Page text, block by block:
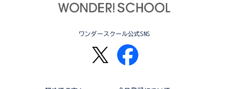
ワンダースクール公式SNS